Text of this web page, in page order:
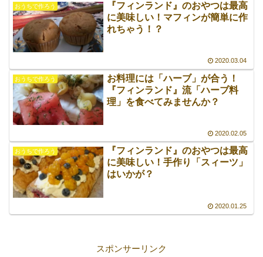
おうちで作ろう
『フィンランド』のおやつは最高
に美味しい！マフィンが簡単に作
れちゃう！？
2020.03.04
おうちで作ろう
お料理には「ハーブ」が合う！
『フィンランド』流「ハーブ料
理」を食べてみませんか？
2020.02.05
おうちで作ろう
『フィンランド』のおやつは最高
に美味しい！手作り「スィーツ」
はいかが？
2020.01.25
スポンサーリンク